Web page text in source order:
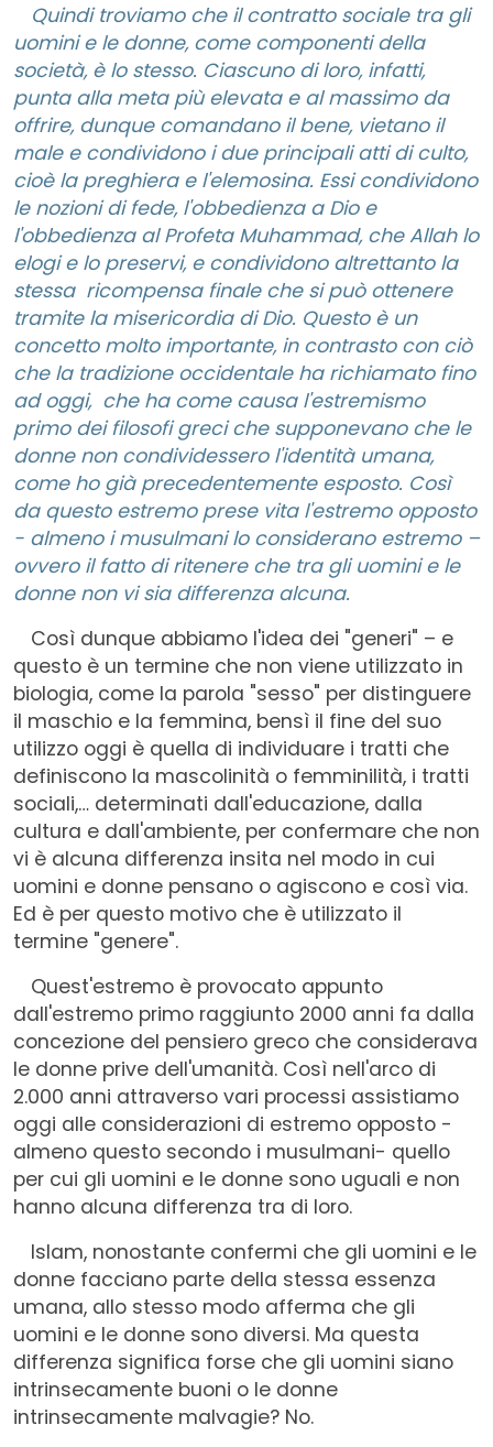
Quindi troviamo che il contratto sociale tra gli
uomini e le donne, come componenti della
società, è lo stesso. Ciascuno di loro, infatti,
punta alla meta più elevata e al massimo da
offrire, dunque comandano il bene, vietano il
male e condividono i due principali atti di culto,
cioè la preghiera e l'elemosina. Essi condividono
le nozioni di fede, l'obbedienza a Dio e
l'obbedienza al Profeta Muhammad, che Allah lo
elogi e lo preservi, e condividono altrettanto la
stessa ricompensa finale che si può ottenere
tramite la misericordia di Dio. Questo è un
concetto molto importante, in contrasto con ciò
che la tradizione occidentale ha richiamato fino
ad oggi, che ha come causa l'estremismo
primo dei filosofi greci che supponevano che le
donne non condividessero l'identità umana,
come ho già precedentemente esposto. Così
da questo estremo prese vita l'estremo opposto
- almeno i musulmani lo considerano estremo –
ovvero il fatto di ritenere che tra gli uomini e le
donne non vi sia differenza alcuna.
Così dunque abbiamo l'idea dei "generi" – e
questo è un termine che non viene utilizzato in
biologia, come la parola "sesso" per distinguere
il maschio e la femmina, bensì il fine del suo
utilizzo oggi è quella di individuare i tratti che
definiscono la mascolinità o femminilità, i tratti
sociali,… determinati dall'educazione, dalla
cultura e dall'ambiente, per confermare che non
vi è alcuna differenza insita nel modo in cui
uomini e donne pensano o agiscono e così via.
Ed è per questo motivo che è utilizzato il
termine "genere".
Quest'estremo è provocato appunto
dall'estremo primo raggiunto 2000 anni fa dalla
concezione del pensiero greco che considerava
le donne prive dell'umanità. Così nell'arco di
2.000 anni attraverso vari processi assistiamo
oggi alle considerazioni di estremo opposto -
almeno questo secondo i musulmani- quello
per cui gli uomini e le donne sono uguali e non
hanno alcuna differenza tra di loro.
Islam, nonostante confermi che gli uomini e le
donne facciano parte della stessa essenza
umana, allo stesso modo afferma che gli
uomini e le donne sono diversi. Ma questa
differenza significa forse che gli uomini siano
intrinsecamente buoni o le donne
intrinsecamente malvagie? No.